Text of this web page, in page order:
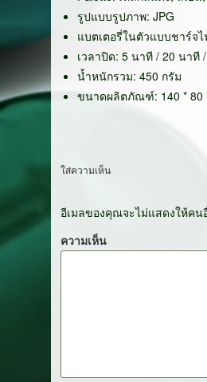
รูปแบบรูปภาพ: JPG
แบตเตอรี่ในตัวแบบชาร์จ
เวลาปิด: 5 นาที / 20 นาที
น้ำหนักรวม: 450 กรัม
ขนาดผลิตภัณฑ์: 140 * 80
ใส่ความเห็น
อีเมลของคุณจะไม่แสดงให้คน
ความเห็น